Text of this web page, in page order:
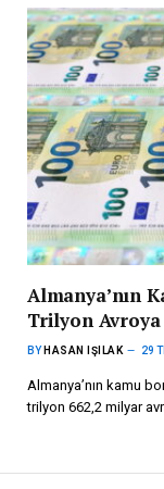
Almanya’nın
Trilyon Avroya
BY HASAN IŞILAK 29
Almanya’nın kamu
trilyon 662,2 milyar